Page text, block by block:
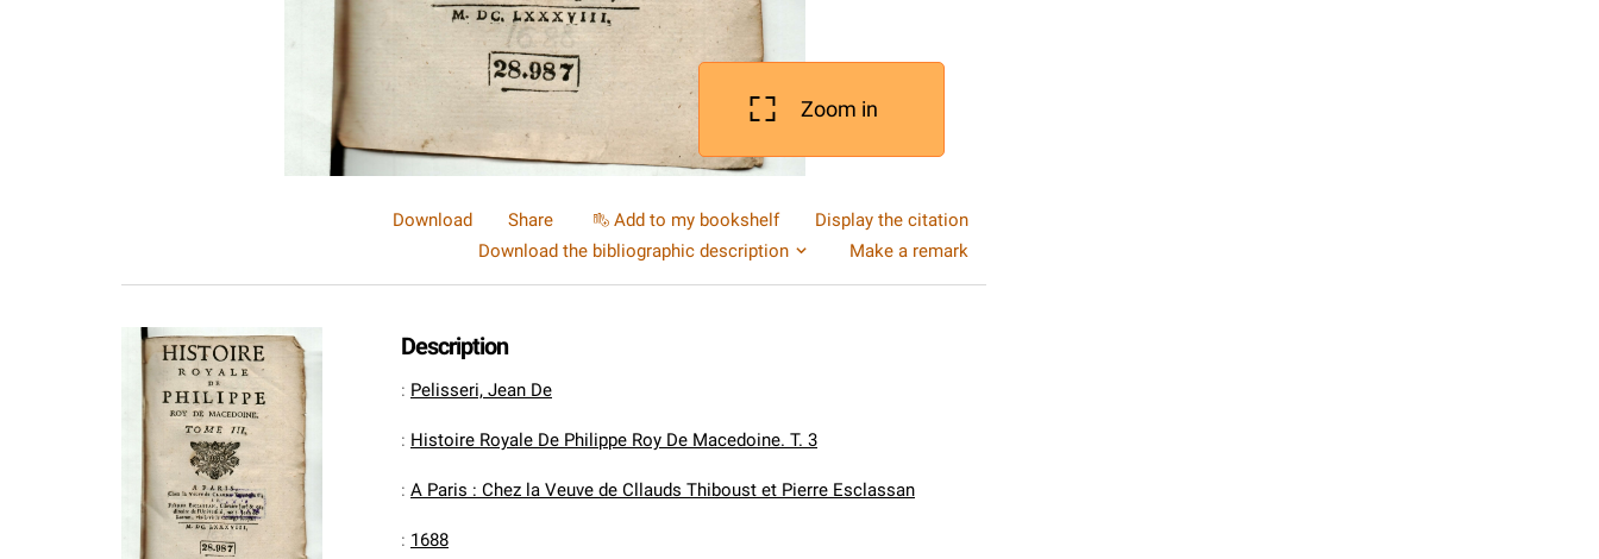
Zoom in
Download Share Add to my bookshelf
Display the citation
Download the bibliographic description
Make a remark
Description
: Pelisseri, Jean De
: Histoire Royale De Philippe Roy De Macedoine. T. 3
: A Paris : Chez la Veuve de Cllauds Thiboust et Pierre Esclassan
: 1688